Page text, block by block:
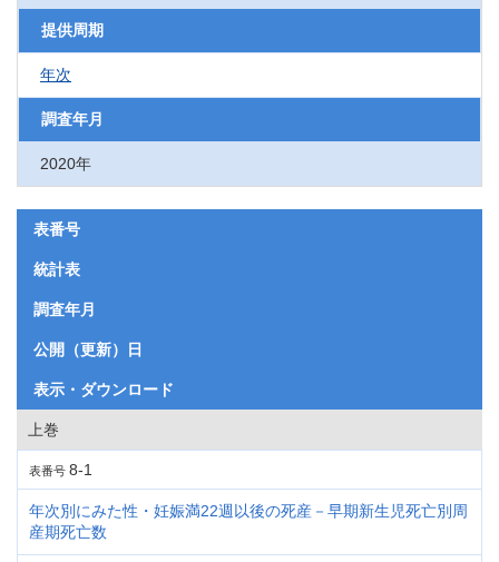
提供周期
年次
調査年月
2020年
表番号
統計表
調査年月
公開（更新）日
表示・ダウンロード
上巻
表番号 8-1
年次別にみた性・妊娠満22週以後の死産－早期新生児死亡別周
産期死亡数